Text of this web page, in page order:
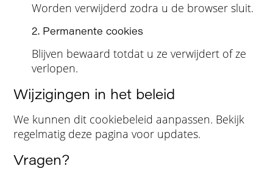
Worden verwijderd zodra u de browser sluit.
2. Permanente cookies
Blijven bewaard totdat u ze verwijdert of ze
verlopen.
Wijzigingen in het beleid
We kunnen dit cookiebeleid aanpassen. Bekijk
regelmatig deze pagina voor updates.
Vragen?